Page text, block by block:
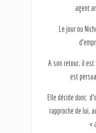
agent
Le jour ou
A son retour, il est
est
Elle décide donc
rapproche de lui,
«